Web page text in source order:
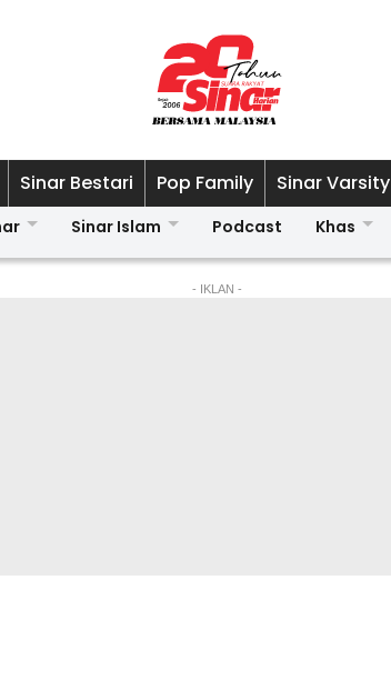
Sinar Bestari Pop Family Sinar Varsity
Sinar Islam Podcast Khas
- IKLAN -